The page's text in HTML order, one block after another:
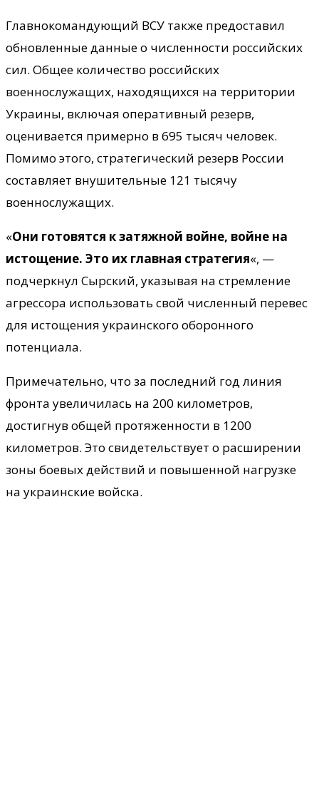
Главнокомандующий ВСУ также предоставил
обновленные данные о численности российских
сил. Общее количество российских
военнослужащих, находящихся на территории
Украины, включая оперативный резерв,
оценивается примерно в 695 тысяч человек.
Помимо этого, стратегический резерв России
составляет внушительные 121 тысячу
военнослужащих.
«Они готовятся к затяжной войне, войне на
истощение. Это их главная стратегия«, —
подчеркнул Сырский, указывая на стремление
агрессора использовать свой численный перевес
для истощения украинского оборонного
потенциала.
Примечательно, что за последний год линия
фронта увеличилась на 200 километров,
достигнув общей протяженности в 1200
километров. Это свидетельствует о расширении
зоны боевых действий и повышенной нагрузке
на украинские войска.